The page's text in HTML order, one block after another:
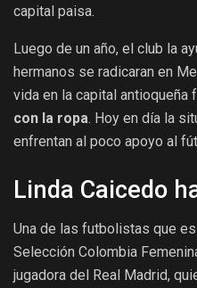
capital paisa.
Luego de un año, el club la
hermanos se radicaran en
vida en la capital antioqueña
con la ropa. Hoy en día la
enfrentan al poco apoyo al
Linda Caicedo
Una de las futbolistas que
Selección Colombia
jugadora del Real Madrid,